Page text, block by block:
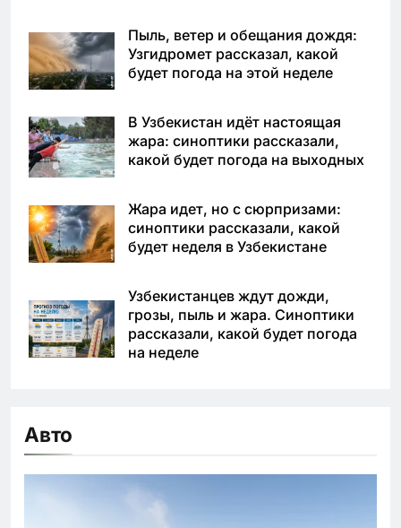
Пыль, ветер и обещания дождя:
Узгидромет рассказал, какой
будет погода на этой неделе
В Узбекистан идёт настоящая
жара: синоптики рассказали,
какой будет погода на выходных
Жара идет, но с сюрпризами:
синоптики рассказали, какой
будет неделя в Узбекистане
Узбекистанцев ждут дожди,
грозы, пыль и жара. Синоптики
рассказали, какой будет погода
на неделе
Авто